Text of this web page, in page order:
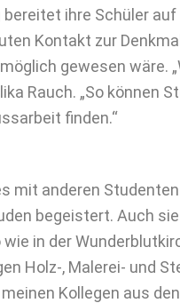
ihre Schüler
Kontakt zur
gewesen wäre.
Rauch. „So können
finden.“
mit anderen
begeistert. Auch
in der
Holz-, Malerei- und
Kollegen aus